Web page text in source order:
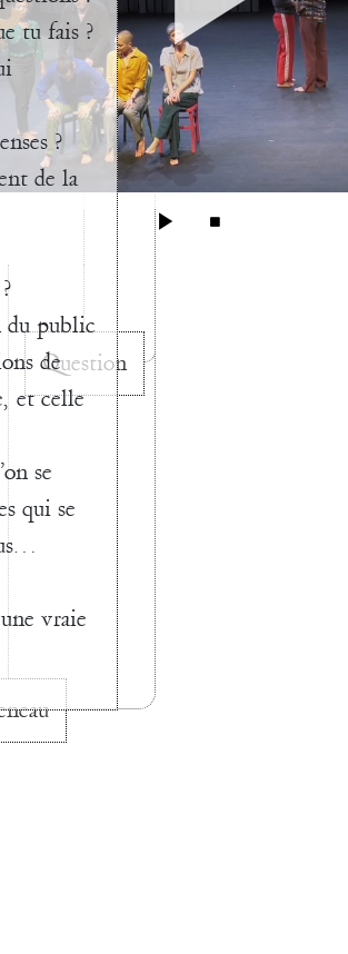
Question
tu fais ?
?
de la
du public
de
et celle
se
qui se
vraie